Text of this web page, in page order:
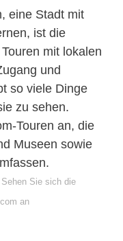
eine Stadt mit
ist die
mit lokalen
und
so viele Dinge
zu sehen.
Touren an, die
Museen sowie
Sehen Sie sich die
an